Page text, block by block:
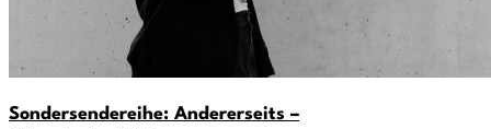
Sondersendereihe: Andererseits –